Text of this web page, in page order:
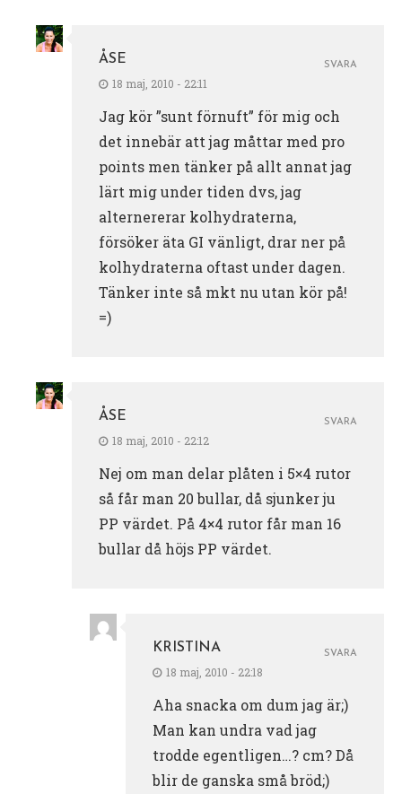
ÅSE
18 maj, 2010 - 22:11
Jag kör ”sunt förnuft” för mig och
det innebär att jag måttar med pro
points men tänker på allt annat jag
lärt mig under tiden dvs, jag
alternererar kolhydraterna,
försöker äta GI vänligt, drar ner på
kolhydraterna oftast under dagen.
Tänker inte så mkt nu utan kör på!
=)
SVARA
ÅSE
18 maj, 2010 - 22:12
Nej om man delar plåten i 5×4 rutor
så får man 20 bullar, då sjunker ju
PP värdet. På 4×4 rutor får man 16
bullar då höjs PP värdet.
SVARA
KRISTINA
18 maj, 2010 - 22:18
Aha snacka om dum jag är;)
Man kan undra vad jag
trodde egentligen…? cm? Då
blir de ganska små bröd;)
SVARA